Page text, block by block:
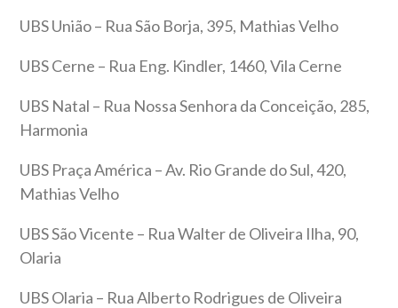
UBS União – Rua São Borja, 395, Mathias Velho
UBS Cerne – Rua Eng. Kindler, 1460, Vila Cerne
UBS Natal – Rua Nossa Senhora da Conceição, 285,
Harmonia
UBS Praça América – Av. Rio Grande do Sul, 420,
Mathias Velho
UBS São Vicente – Rua Walter de Oliveira Ilha, 90,
Olaria
UBS Olaria – Rua Alberto Rodrigues de Oliveira